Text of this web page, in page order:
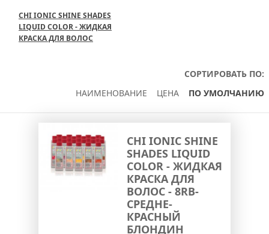
CHI IONIC SHINE SHADES
LIQUID COLOR - ЖИДКАЯ
КРАСКА ДЛЯ ВОЛОС
СОРТИРОВАТЬ ПО:
НАИМЕНОВАНИЕ
ЦЕНА ПО УМОЛЧАНИЮ
CHI IONIC SHINE
SHADES LIQUID
COLOR - ЖИДКАЯ
КРАСКА ДЛЯ
ВОЛОС - 8RB-
СРЕДНЕ-
КРАСНЫЙ
БЛОНДИН